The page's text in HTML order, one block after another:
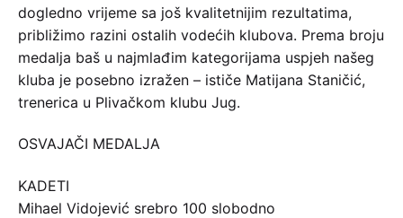
dogledno vrijeme sa još kvalitetnijim rezultatima,
približimo razini ostalih vodećih klubova. Prema broju
medalja baš u najmlađim kategorijama uspjeh našeg
kluba je posebno izražen – ističe Matijana Staničić,
trenerica u Plivačkom klubu Jug.
OSVAJAČI MEDALJA
KADETI
Mihael Vidojević srebro 100 slobodno